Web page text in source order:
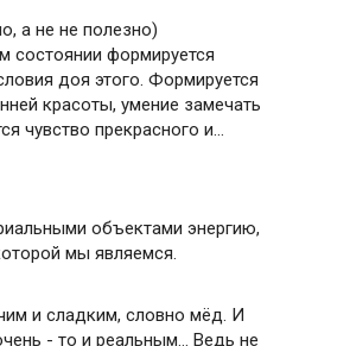
а не не полезно)
состоянии формируется
доя этого. Формируется
красоты, умение замечать
чувство прекрасного и…
объектами энергию,
мы являемся.
и сладким, словно мёд. И
- то и реальным… Ведь не